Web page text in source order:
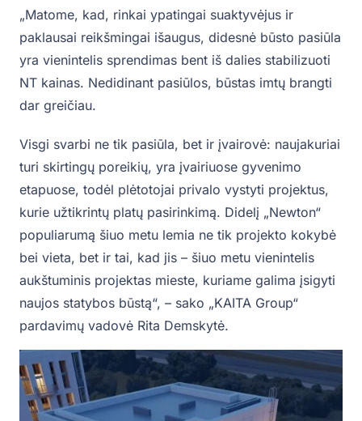
„Matome, kad, rinkai ypatingai suaktyvėjus ir
paklausai reikšmingai išaugus, didesnė būsto pasiūla
yra vienintelis sprendimas bent iš dalies stabilizuoti
NT kainas. Nedidinant pasiūlos, būstas imtų brangti
dar greičiau.
Visgi svarbi ne tik pasiūla, bet ir įvairovė: naujakuriai
turi skirtingų poreikių, yra įvairiuose gyvenimo
etapuose, todėl plėtotojai privalo vystyti projektus,
kurie užtikrintų platų pasirinkimą. Didelį „Newton“
populiarumą šiuo metu lemia ne tik projekto kokybė
bei vieta, bet ir tai, kad jis – šiuo metu vienintelis
aukštuminis projektas mieste, kuriame galima įsigyti
naujos statybos būstą“, – sako „KAITA Group“
pardavimų vadovė Rita Demskytė.